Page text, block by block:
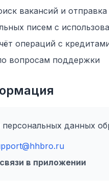
вакансий и отправка
писем с
операций с
вопросам поддержки
данных
в приложении